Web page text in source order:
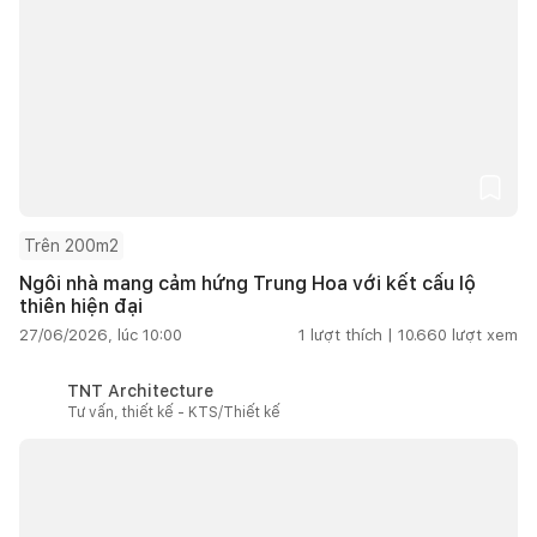
Trên 200m2
Ngôi nhà mang cảm hứng Trung Hoa với kết cấu lộ
thiên hiện đại
27/06/2026, lúc 10:00 1 lượt thích | 10.660 lượt xem
TNT Architecture
Tư vấn, thiết kế - KTS/Thiết kế